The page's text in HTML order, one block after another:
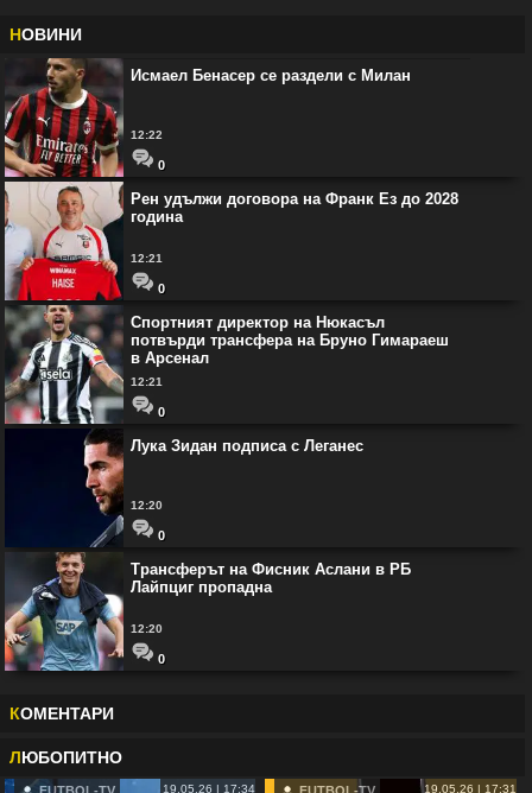
НОВИНИ
Исмаел Бенасер се раздели с Милан
12:22
0
Рен удължи договора на Франк Ез до 2028
година
12:21
0
Спортният директор на Нюкасъл
потвърди трансфера на Бруно Гимараеш
в Арсенал
12:21
0
Лука Зидан подписа с Леганес
12:20
0
Трансферът на Фисник Аслани в РБ
Лайпциг пропадна
12:20
0
КОМЕНТАРИ
ЛЮБОПИТНО
19.05.26 | 17:34 19.05.26 | 17:31